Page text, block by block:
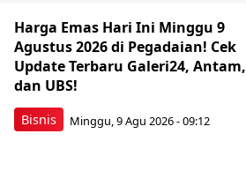
Bisnis
Harga Emas Hari Ini Minggu 9
Agustus 2026 di Pegadaian! Cek
Update Terbaru Galeri24, Antam,
dan UBS!
Minggu, 9 Agu 2026 - 09:12